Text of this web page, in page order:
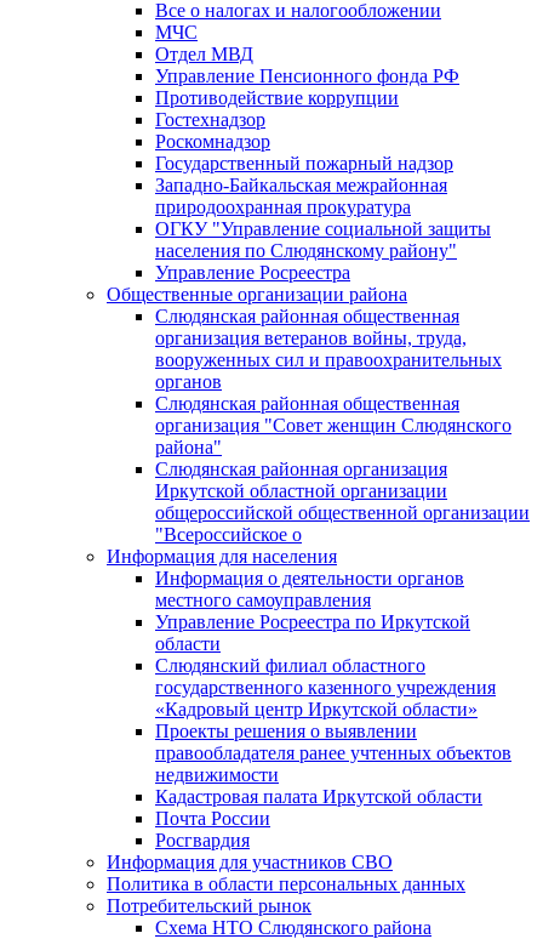
Все о налогах и налогообложении
МЧС
Отдел МВД
Управление Пенсионного фонда РФ
Противодействие коррупции
Гостехнадзор
Роскомнадзор
Государственный пожарный надзор
Западно-Байкальская межрайонная
природоохранная прокуратура
ОГКУ "Управление социальной защиты
населения по Слюдянскому району"
Управление Росреестра
Общественные организации района
Слюдянская районная общественная
организация ветеранов войны, труда,
вооруженных сил и правоохранительных
органов
Слюдянская районная общественная
организация "Совет женщин Слюдянского
района"
Слюдянская районная организация
Иркутской областной организации
общероссийской общественной организации
"Всероссийское о
Информация для населения
Информация о деятельности органов
местного самоуправления
Управление Росреестра по Иркутской
области
Слюдянский филиал областного
государственного казенного учреждения
«Кадровый центр Иркутской области»
Проекты решения о выявлении
правообладателя ранее учтенных объектов
недвижимости
Кадастровая палата Иркутской области
Почта России
Росгвардия
Информация для участников СВО
Политика в области персональных данных
Потребительский рынок
Схема НТО Слюдянского района